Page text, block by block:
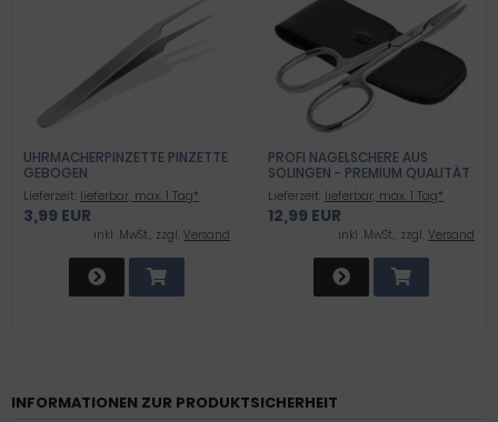
UHRMACHERPINZETTE PINZETTE
GEBOGEN
Lieferzeit: lieferbar, max. 1 Tag*
3,99 EUR
inkl .MwSt., zzgl. Versand
PROFI NAGELSCHERE AUS
SOLINGEN - PREMIUM QUALITÄT
MIT GEBOGENER
SCHNITTFLÄCHE - EXTRA
SCHARFE SCHNEIDEN INKLUSIVE
Lieferzeit: lieferbar, max. 1 Tag*
12,99 EUR
inkl .MwSt., zzgl. Versand
INFORMATIONEN ZUR PRODUKTSICHERHEIT